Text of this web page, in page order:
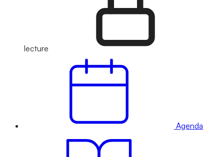
lecture
Agenda